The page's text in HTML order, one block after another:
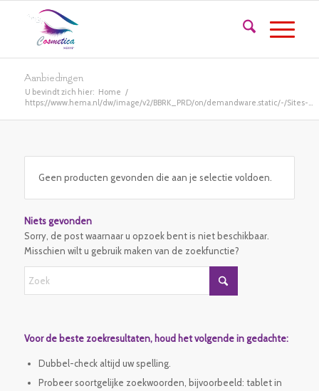
Aanbiedingen
U bevindt zich hier: Home /
https://www.hema.nl/dw/image/v2/BBRK_PRD/on/demandware.static/-/Sites-...
Geen producten gevonden die aan je selectie voldoen.
Niets gevonden
Sorry, de post waarnaar u opzoek bent is niet beschikbaar.
Misschien wilt u gebruik maken van de zoekfunctie?
Voor de beste zoekresultaten, houd het volgende in gedachte:
Dubbel-check altijd uw spelling.
Probeer soortgelijke zoekwoorden, bijvoorbeeld: tablet in